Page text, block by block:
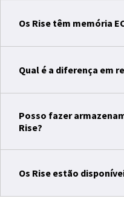
Os Rise têm memória
Qual é a diferença em
Posso fazer
Rise?
Os Rise estão